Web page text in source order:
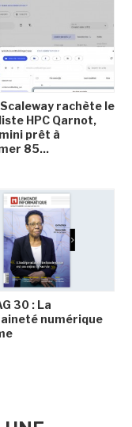
rachète le
HPC Qarnot,
prêt à
85...
30 : La
numérique